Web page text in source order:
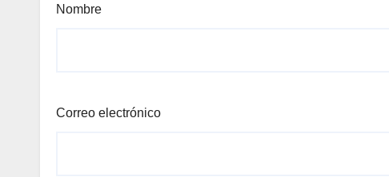
Nombre
Correo electrónico